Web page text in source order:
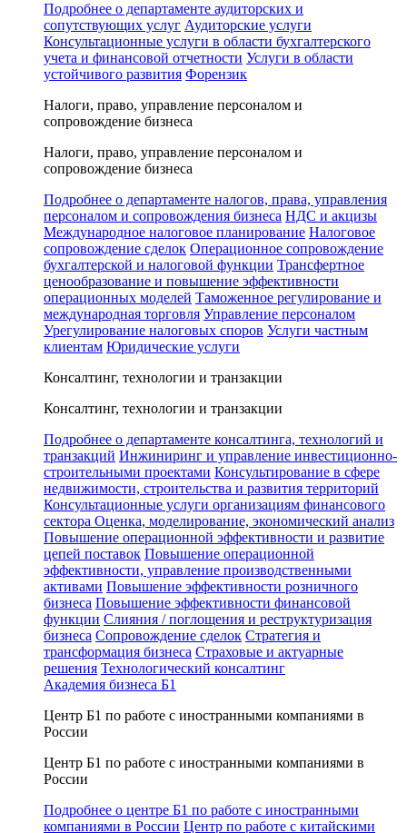
Подробнее о департаменте аудиторских и
сопутствующих услуг Аудиторские услуги
Консультационные услуги в области бухгалтерского
учета и финансовой отчетности Услуги в области
устойчивого развития Форензик
Налоги, право, управление персоналом и
сопровождение бизнеса
Налоги, право, управление персоналом и
сопровождение бизнеса
Подробнее о департаменте налогов, права, управления
персоналом и сопровождения бизнеса НДС и акцизы
Международное налоговое планирование Налоговое
сопровождение сделок Операционное сопровождение
бухгалтерской и налоговой функции Трансфертное
ценообразование и повышение эффективности
операционных моделей Таможенное регулирование и
международная торговля Управление персоналом
Урегулирование налоговых споров Услуги частным
клиентам Юридические услуги
Консалтинг, технологии и транзакции
Консалтинг, технологии и транзакции
Подробнее о департаменте консалтинга, технологий и
транзакций Инжиниринг и управление инвестиционно-
строительными проектами Консультирование в сфере
недвижимости, строительства и развития территорий
Консультационные услуги организациям финансового
сектора Оценка, моделирование, экономический анализ
Повышение операционной эффективности и развитие
цепей поставок Повышение операционной
эффективности, управление производственными
активами Повышение эффективности розничного
бизнеса Повышение эффективности финансовой
функции Слияния / поглощения и реструктуризация
бизнеса Сопровождение сделок Стратегия и
трансформация бизнеса Страховые и актуарные
решения Технологический консалтинг
Академия бизнеса Б1
Центр Б1 по работе с иностранными компаниями в
России
Центр Б1 по работе с иностранными компаниями в
России
Подробнее о центре Б1 по работе с иностранными
компаниями в России Центр по работе с китайскими